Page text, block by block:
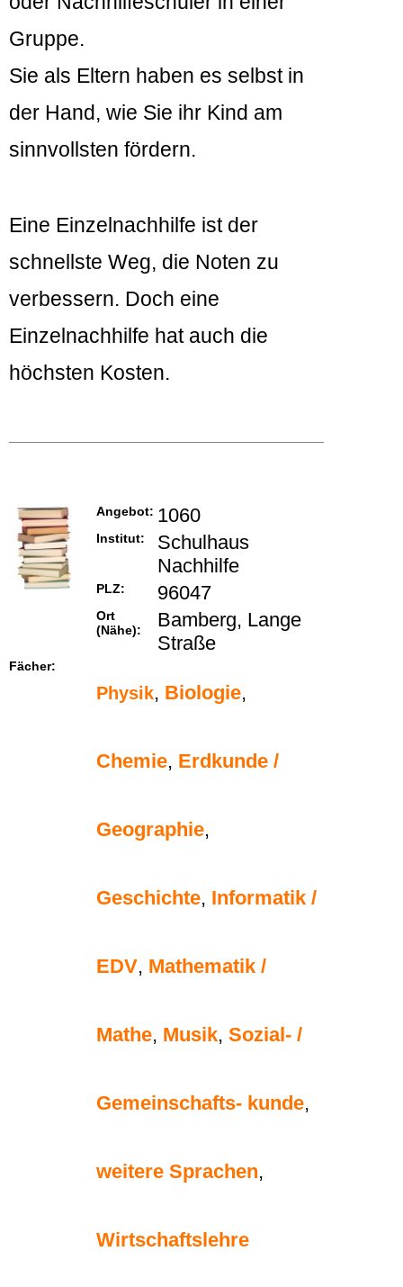
Gruppe.
Sie als Eltern haben es selbst in
der Hand, wie Sie ihr Kind am
sinnvollsten fördern.
Eine Einzelnachhilfe ist der
schnellste Weg, die Noten zu
verbessern. Doch eine
Einzelnachhilfe hat auch die
höchsten Kosten.
Angebot: 1060
Institut:
Schulhaus
Nachhilfe
PLZ: 96047
Ort
(Nähe):
Bamberg, Lange
Straße
Fächer:
Physik, Biologie,
Chemie, Erdkunde /
Geographie,
Geschichte, Informatik /
EDV, Mathematik /
Mathe, Musik, Sozial- /
Gemeinschafts- kunde,
weitere Sprachen,
Wirtschaftslehre